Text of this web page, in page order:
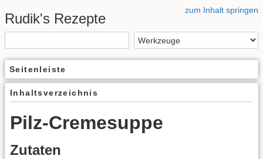
zum Inhalt springen
Rudik's Rezepte
Seitenleiste
Inhaltsverzeichnis
Pilz-Cremesuppe
Zutaten